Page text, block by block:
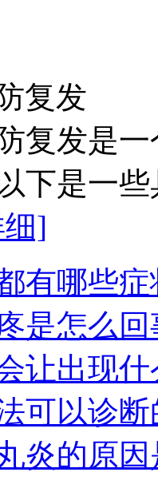
复发
复发是
下是一
]
有哪些症
是怎么回
让出现
可以诊
炎的原